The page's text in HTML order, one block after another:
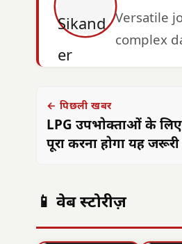
Versatile
complex
← पिछली खबर
LPG उपभोक्ताओं के लिए
पूरा करना होगा यह
📱 वेब स्टोरीज़